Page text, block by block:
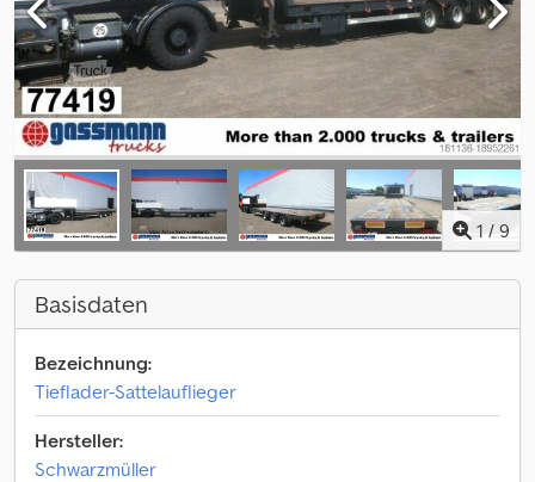
1 / 9
Basisdaten
Bezeichnung:
Tieflader-Sattelauflieger
Hersteller:
Schwarzmüller